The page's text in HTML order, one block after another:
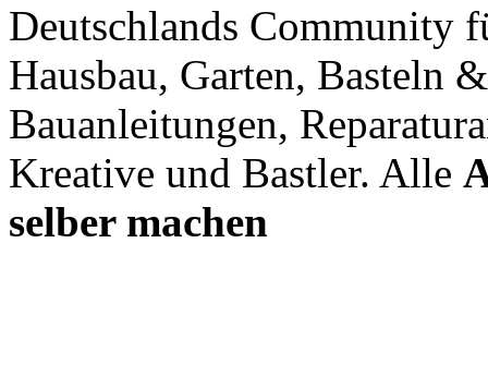
Deutschlands Community
Hausbau, Garten, Basteln
Bauanleitungen,
Kreative und Bastler. Alle
selber machen